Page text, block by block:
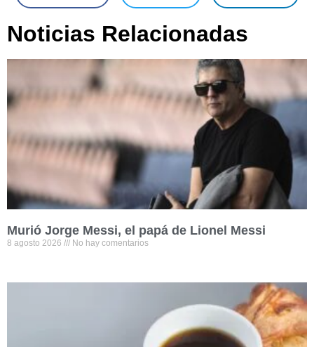
Noticias Relacionadas
Murió Jorge Messi, el papá de Lionel Messi
8 agosto 2026 No hay comentarios